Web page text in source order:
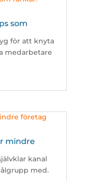
som
för att knyta
medarbetare
mindre
kanal
med.